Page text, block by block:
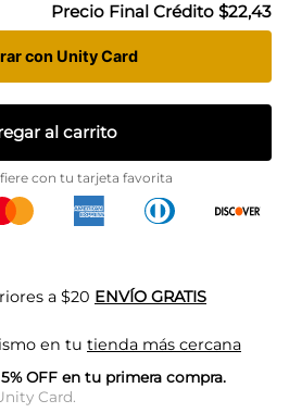
Precio Final Crédito $22,43
con Unity Card
al carrito
con tu tarjeta favorita
a $20 ENVÍO GRATIS
en tu tienda más cercana
OFF en tu primera compra.
Card.